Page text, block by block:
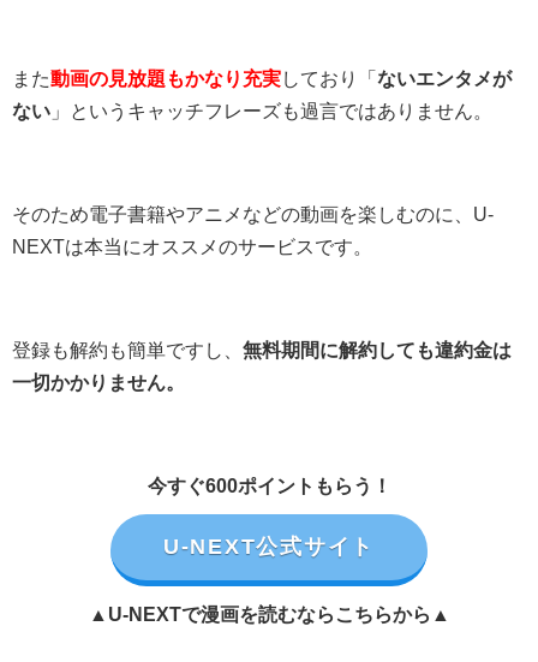
また動画の見放題もかなり充実しており「 ないエンタメが
ない 」というキャッチフレーズも過言ではありません。
そのため電子書籍やアニメなどの動画を楽しむのに、U-
NEXTは本当にオススメのサービスです。
登録も解約も簡単ですし、 無料期間に解約しても違約金は
一切かかりません。
今すぐ600ポイントもらう！
U-NEXT公式サイト
▲U-NEXTで漫画を読むならこちらから▲